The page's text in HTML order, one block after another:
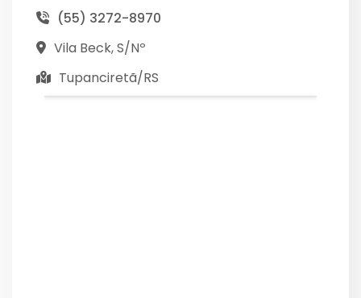
(55) 3272-8970
Vila Beck, S/Nº
Tupanciretã/RS